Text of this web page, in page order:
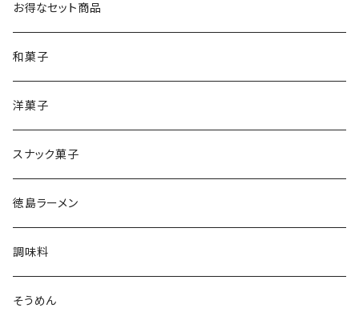
お得なセット商品
和菓子
洋菓子
スナック菓子
徳島ラーメン
調味料
そうめん